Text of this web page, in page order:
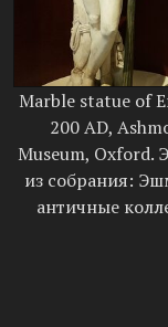
Marble statue of
200 AD,
Museum, Oxford.
из собрания:
античные